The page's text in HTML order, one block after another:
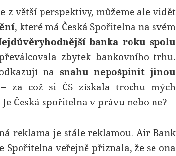
z větší perspektivy, můžeme ale vidět
, které má Česká Spořitelna na svém
banka roku spolu
zbytek bankovního trhu.
odkazují nasnahu nepošpinit jinou
za což si ČS získala trochu mých
Česká spořitelna v právu nebo ne?
reklama je stále reklamou. Air Bank
Spořitelna veřejně přiznala, že se ona